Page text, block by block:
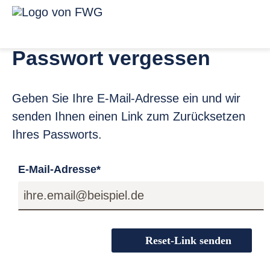
Zum Inhalt springen
Passwort vergessen
Geben Sie Ihre E-Mail-Adresse ein und wir
senden Ihnen einen Link zum Zurücksetzen
Ihres Passworts.
E-Mail-Adresse*
Reset-Link senden